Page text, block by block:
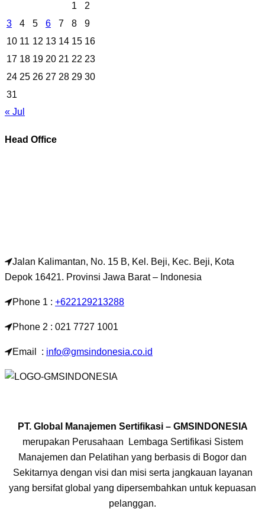
1
2
3
4 5 6 7 8
9
10 11 12 13 14 15 16
17 18 19 20 21 22 23
24 25 26 27 28 29 30
31
« Jul
Head Office
Jalan Kalimantan, No. 15 B, Kel. Beji, Kec. Beji, Kota
Depok 16421. Provinsi Jawa Barat – Indonesia
Phone 1 : +622129213288
Phone 2 : 021 7727 1001
Email : info@gmsindonesia.co.id
PT. Global Manajemen Sertifikasi – GMSINDONESIA
merupakan Perusahaan Lembaga Sertifikasi Sistem
Manajemen dan Pelatihan yang berbasis di Bogor dan
Sekitarnya dengan visi dan misi serta jangkauan layanan
yang bersifat global yang dipersembahkan untuk kepuasan
pelanggan.